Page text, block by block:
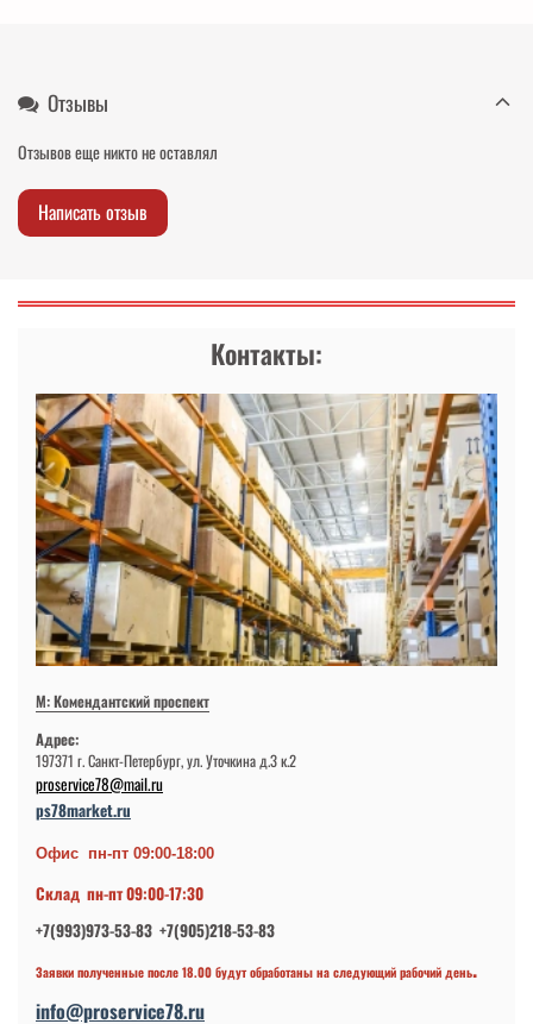
Отзывы
Отзывов еще никто не оставлял
Написать отзыв
Контакты:
М: Комендантский проспект
Адрес:
197371 г. Санкт-Петербург, ул. Уточкина д.3 к.2
proservice78@mail.ru
ps78market.ru
Офис пн-пт 09:00-18:00
Склад пн-пт 09:00-17:30
+7(993)973-53-83 +7(905)218-53-83
Заявки полученные после 18.00 будут обработаны на следующий рабочий день.
info@proservice78.ru